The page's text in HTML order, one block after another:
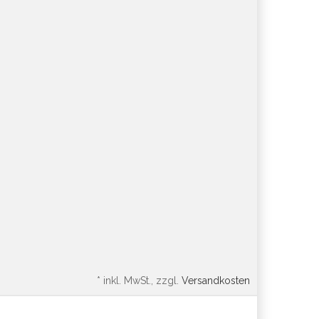
* inkl. MwSt., zzgl. Versandkosten